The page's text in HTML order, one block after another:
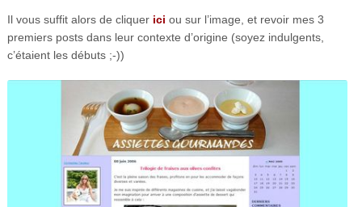
Il vous suffit alors de cliquer ici ou sur l’image, et revoir mes 3
premiers posts dans leur contexte d’origine (soyez indulgents,
c’étaient les débuts ;-))